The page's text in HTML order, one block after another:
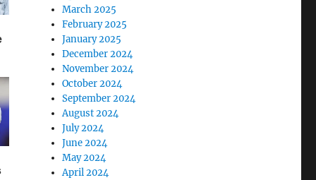
March 2025
February 2025
January 2025
December 2024
November 2024
October 2024
September 2024
August 2024
July 2024
June 2024
May 2024
April 2024